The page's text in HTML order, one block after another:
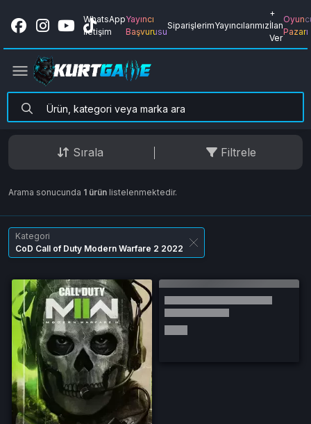
WhatsApp
İletişim
Yayıncı
Başvurusu
SiparişlerimYayıncılarımız
+
İlan
Ver
Pazarı
Sırala Filtrele
Arama sonucunda 1 ürün listelenmektedir.
Kategori
CoD Call of Duty Modern Warfare 2 2022